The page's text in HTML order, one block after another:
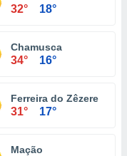
32° 18°
Chamusca
34° 16°
Ferreira do Zêzere
31° 17°
Mação